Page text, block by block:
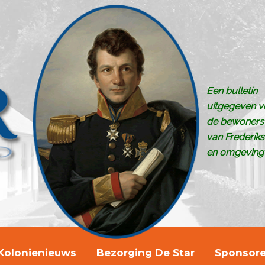
Een bulletin
uitgegeven
de bewoners
van
en omgeving
Bezorging De Star